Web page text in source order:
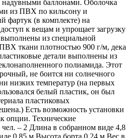
надувными баллонами. Оболочка
из ПВХ по кильсону и
фартук (в комплекте) на
к вещам и упрощает загрузку
из специальной
ткани плотностью 900 г/м, дека
детали выполнены из
полиамида. Этот
не боится ни солнечного
низких температур (на первых
белый пластик, он был
пластиковых
Есть возможность установки
опции. Технические
– 2 Длина в собранном виде 4,8
0,85 м Высота борта 0,24 м Вес в